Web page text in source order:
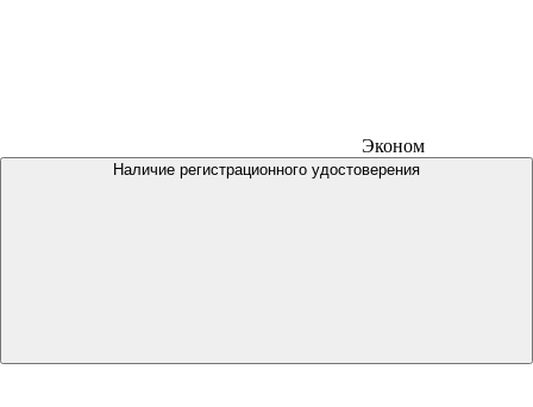
Эконом
Наличие регистрационного удостоверения